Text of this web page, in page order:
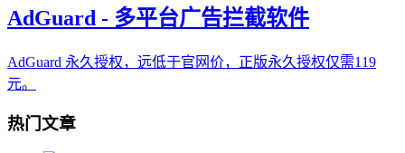
AdGuard - 多平台广告拦截软件
AdGuard 永久授权，远低于官网价，正版永久授权仅需119
元。
热门文章